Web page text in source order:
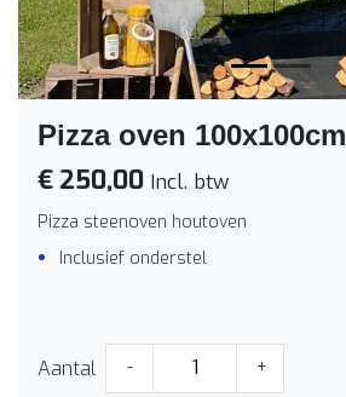
Pizza oven 100x100cm
€ 250,00 Incl. btw
Pizza steenoven houtoven
Inclusief onderstel
Aantal - +